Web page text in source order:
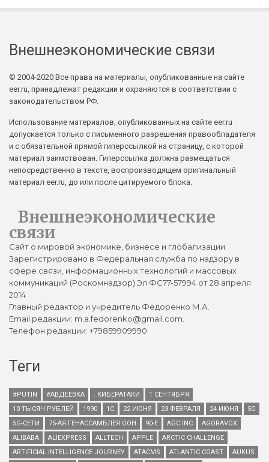
Внешнеэкономические связи
© 2004-2020 Все права на материалы, опубликованные на сайте
eer.ru, принадлежат редакции и охраняются в соответствии с
законодательством РФ.
Использование материалов, опубликованных на сайте eer.ru
допускается только с письменного разрешения правообладателя
и с обязательной прямой гиперссылкой на страницу, с которой
материал заимствован. Гиперссылка должна размещаться
непосредственно в тексте, воспроизводящем оригинальный
материал eer.ru, до или после цитируемого блока.
Внешнеэкономические
связи
Сайт о мировой экономике, бизнесе и глобализации
Зарегистрировано в Федеральная служба по надзору в
сфере связи, информационных технологий и массовых
коммуникаций (Роскомнадзор) Эл ФС77-57994 от 28 апреля
2014
Главный редактор и учредитель Федоренко М.А.
Email редакции: m.a.fedorenko@gmail.com.
Телефон редакции: +79859909990
Теги
#PUTIN #АВДЕЕВКА . КИБЕРАТАКИ
1 СЕНТЯБРЯ
10 ТЫСЯЧ РУБЛЕЙ
1990 1С 22 ИЮНЯ 23 ФЕВРАЛЯ 24 ИЮНЯ
5G
5G-СЕТИ
75-АЯ ГЕНАССАМБЛЕЯ ООН 90-Е AGC INC
AGORAVOX
ALIBABA
ALIEXPRESS ALLTECH APPLE
ARCTIC CHALLENGE
ARTIFICIAL INTELLIGENCE JOURNEY
ATACMS ATLANTIC COAST
AUKUS